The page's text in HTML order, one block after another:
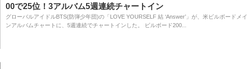
00で25位！3アルバム5週連続チャートイン
グローバルアイドルBTS(防弾少年団)の「LOVE YOURSELF 結 ‘Answer’」が、米ビルボードメイ
ンアルバムチャートに、5週連続でチャートインした。 ビルボード200...